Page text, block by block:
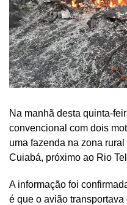
Na manhã desta quinta-
convencional com dois
uma fazenda na zona
Cuiabá, próximo ao Rio
A informação foi
é que o avião